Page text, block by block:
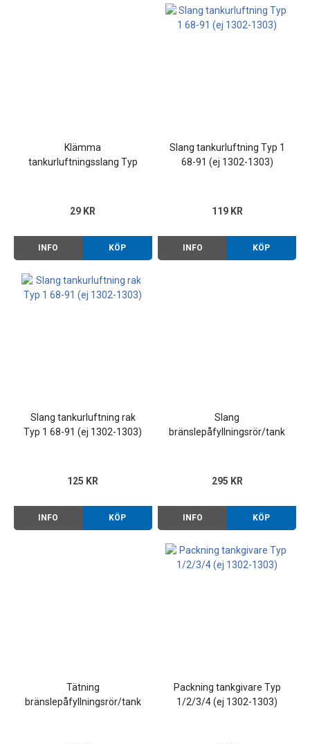
Klämma
tankurluftningsslang Typ
29 KR
INFO KÖP
Slang tankurluftning Typ 1
68-91 (ej 1302-1303)
119 KR
INFO KÖP
Slang tankurluftning rak
Typ 1 68-91 (ej 1302-1303)
125 KR
INFO KÖP
Slang
bränslepåfyllningsrör/tank
295 KR
INFO KÖP
Tätning
bränslepåfyllningsrör/tank
Packning tankgivare Typ
1/2/3/4 (ej 1302-1303)